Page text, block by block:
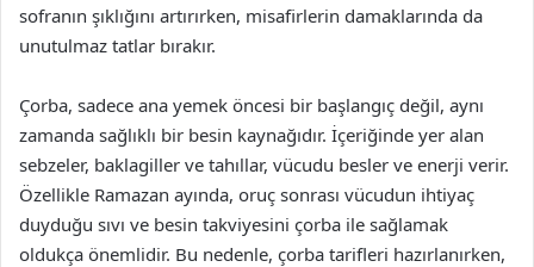
sofranın şıklığını artırırken, misafirlerin damaklarında da
unutulmaz tatlar bırakır.
Çorba, sadece ana yemek öncesi bir başlangıç değil, aynı
zamanda sağlıklı bir besin kaynağıdır. İçeriğinde yer alan
sebzeler, baklagiller ve tahıllar, vücudu besler ve enerji verir.
Özellikle Ramazan ayında, oruç sonrası vücudun ihtiyaç
duyduğu sıvı ve besin takviyesini çorba ile sağlamak
oldukça önemlidir. Bu nedenle, çorba tarifleri hazırlanırken,